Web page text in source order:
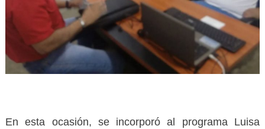
En esta ocasión, se incorporó al programa Luisa